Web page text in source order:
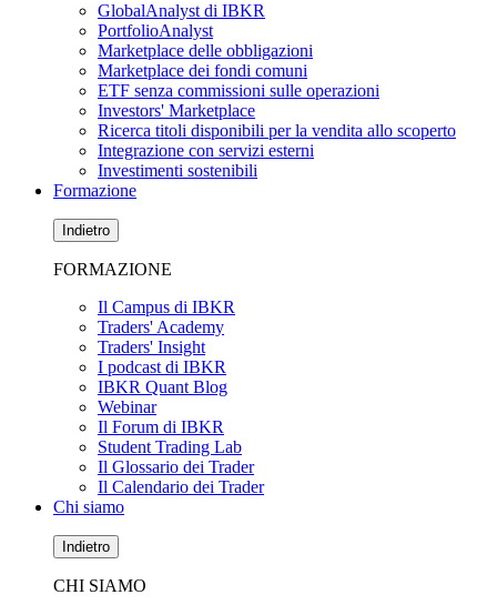
GlobalAnalyst di IBKR
PortfolioAnalyst
Marketplace delle obbligazioni
Marketplace dei fondi comuni
ETF senza commissioni sulle operazioni
Investors' Marketplace
Ricerca titoli disponibili per la vendita allo scoperto
Integrazione con servizi esterni
Investimenti sostenibili
Formazione
Indietro
FORMAZIONE
Il Campus di IBKR
Traders' Academy
Traders' Insight
I podcast di IBKR
IBKR Quant Blog
Webinar
Il Forum di IBKR
Student Trading Lab
Il Glossario dei Trader
Il Calendario dei Trader
Chi siamo
Indietro
CHI SIAMO